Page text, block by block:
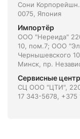
Сони
0075, Япония
Импортёр
ООО "Нереида"
10, пом.7; ООО
Чернышевского
Минск, пр.
Сервисные
СЦ ООО "ЦТИ",
17 343-5678, +375